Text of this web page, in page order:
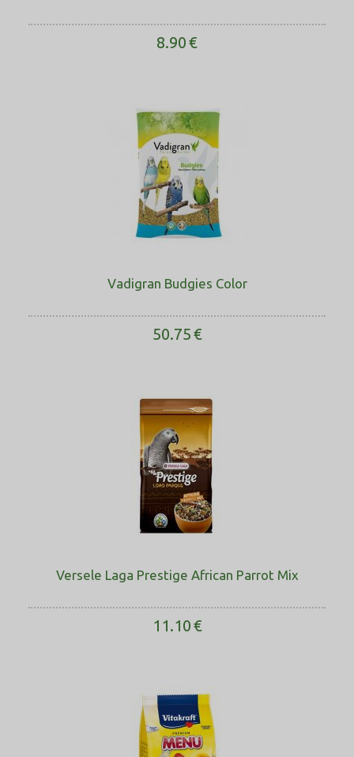
8.90€
Vadigran Budgies Color
50.75€
Versele Laga Prestige African Parrot Mix
11.10€